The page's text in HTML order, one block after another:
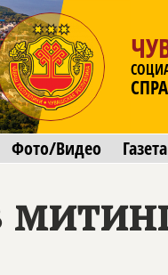
Фото/Видео Газета